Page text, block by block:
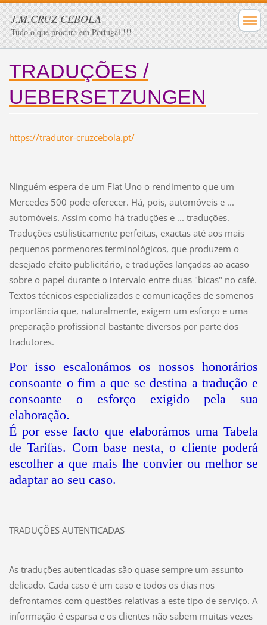
J.M.CRUZ CEBOLA
Tudo o que procura em Portugal !!!
TRADUÇÕES /
UEBERSETZUNGEN
https://tradutor-cruzcebola.pt/
Ninguém espera de um Fiat Uno o rendimento que um
Mercedes 500 pode oferecer. Há, pois, automóveis e ...
automóveis. Assim como há traduções e ... traduções.
Traduções estilisticamente perfeitas, exactas até aos mais
pequenos pormenores terminológicos, que produzem o
desejado efeito publicitário, e traduções lançadas ao acaso
sobre o papel durante o intervalo entre duas "bicas" no café.
Textos técnicos especializados e comunicações de somenos
importância que, naturalmente, exigem um esforço e uma
preparação profissional bastante diversos por parte dos
tradutores.
Por isso escalonámos os nossos honorários
consoante o fim a que se destina a tradução e
consoante o esforço exigido pela sua
elaboração.
É por esse facto que elaborámos uma Tabela
de Tarifas. Com base nesta, o cliente poderá
escolher a que mais lhe convier ou melhor se
adaptar ao seu caso.
TRADUÇÕES AUTENTICADAS
As traduções autenticadas são quase sempre um assunto
delicado. Cada caso é um caso e todos os dias nos
defrontamos com questões relativas a este tipo de serviço. A
informação é esparsa e os clientes não sabem muitas vezes